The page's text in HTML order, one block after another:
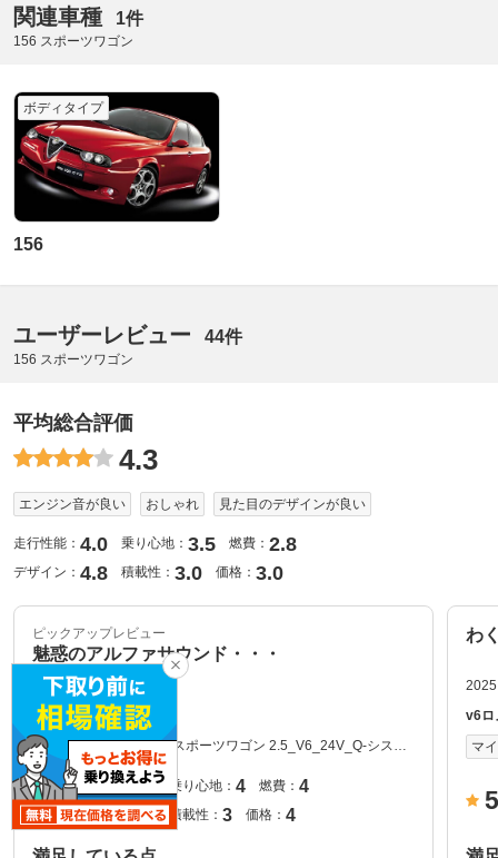
関連車種 1件
156 スポーツワゴン
ボディタイプ
156
ユーザーレビュー 44件
156 スポーツワゴン
平均総合評価
4.3
エンジン音が良い おしゃれ 見た目のデザインが良い
走行性能： 4.0 乗り心地： 3.5 燃費： 2.8
デザイン： 4.8 積載性： 3.0 価格： 3.0
ピックアップレビュー
魅惑のアルファサウンド・・・
2025.8.3
だぶはちさん
マイカー
グレード：スポーツワゴン 2.5_V6_24V_Q-システ
5
走行性能：5 乗り心地： 4 燃費： 4
デザイン：5 積載性： 3 価格： 4
わ
v6ロ
マ